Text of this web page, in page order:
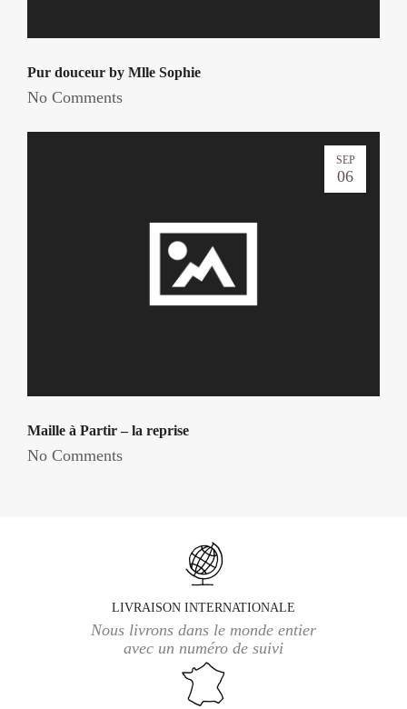
Pur douceur by Mlle Sophie
No Comments
SEP
06
Maille à Partir – la reprise
No Comments
LIVRAISON INTERNATIONALE
Nous livrons dans le monde entier
avec un numéro de suivi